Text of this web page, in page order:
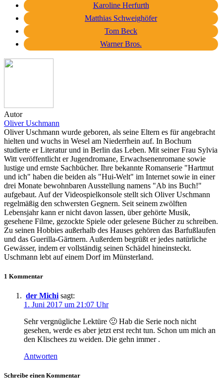
Karoline Herfurth
Matthias Schweighöfer
Tom Beck
Warner Bros.
Autor
Oliver Uschmann
Oliver Uschmann wurde geboren, als seine Eltern es für angebracht
hielten und wuchs in Wesel am Niederrhein auf. In Bochum
studierte er Literatur und in Berlin das Leben. Mit seiner Frau Sylvia
Witt veröffentlicht er Jugendromane, Erwachsenenromane sowie
lustige und ernste Sachbücher. Ihre bekannte Romanserie "Hartmut
und ich" haben die beiden als "Hui-Welt" im Internet sowie in einer
drei Monate bewohnbaren Ausstellung namens "Ab ins Buch!"
aufgebaut. Auf der Videospielkonsole stellt sich Oliver Uschmann
regelmäßig den schwersten Gegnern. Seit seinem zwölften
Lebensjahr kann er nicht davon lassen, über gehörte Musik,
gesehene Filme, gezockte Spiele oder gelesene Bücher zu schreiben.
Zu seinen Hobbies außerhalb des Hauses gehören das Barfußlaufen
und das Guerilla-Gärtnern. Außerdem begrüßt er jedes natürliche
Gewässer, indem er vollständig seinen Schädel hineinsteckt.
Uschmann lebt auf einem Dorf im Münsterland.
1 Kommentar
der Michi sagt:
1. Juni 2017 um 21:07 Uhr
Sehr vergnügliche Lektüre 🙂 Hab die Serie noch nicht
gesehen, werde es aber jetzt erst recht tun. Schon um mich an
den Klischees zu weiden. Die gehn immer .
Antworten
Schreibe einen Kommentar